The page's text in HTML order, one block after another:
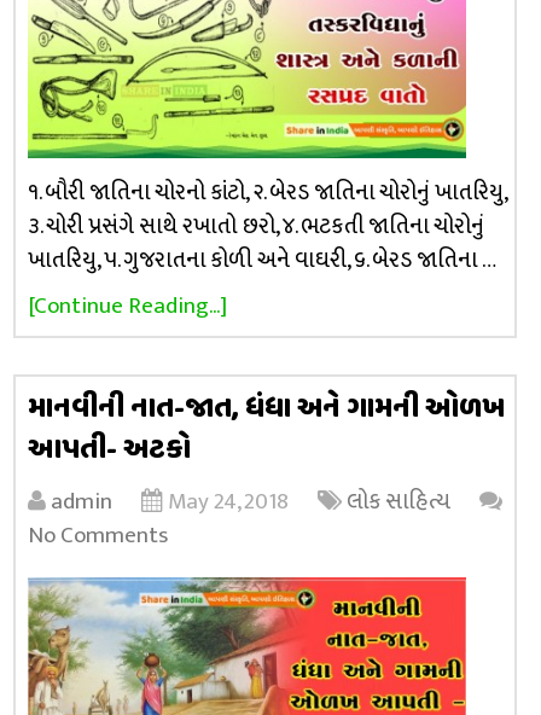
૧. બૌરી જાતિના ચોરનો કાંટો, ૨. બેરડ જાતિના ચોરોનું ખાતરિયુ,
૩. ચોરી પ્રસંગે સાથે રખાતો છરો, ૪. ભટકતી જાતિના ચોરોનું
ખાતરિયુ, ૫. ગુજરાતના કોળી અને વાઘરી, ૬. બેરડ જાતિના …
[Continue Reading...]
માનવીની નાત-જાત, ધંધા અને ગામની ઓળખ
આપતી- અટકો
admin May 24, 2018
લોક સાહિત્ય
No Comments